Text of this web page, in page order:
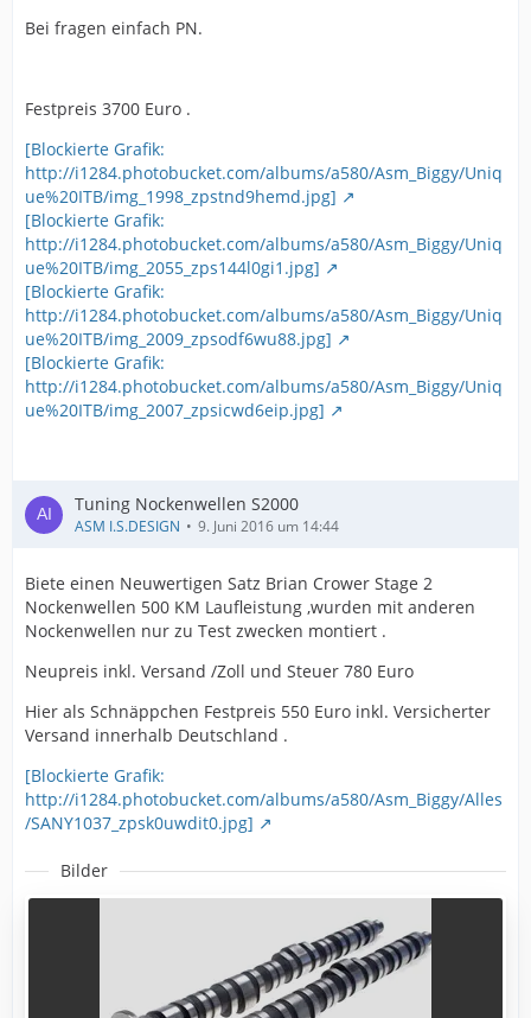
Bei fragen einfach PN.
Festpreis 3700 Euro .
[Blockierte Grafik:
http://i1284.photobucket.com/albums/a580/Asm_Biggy/Uniq
ue%20ITB/img_1998_zpstnd9hemd.jpg]
[Blockierte Grafik:
http://i1284.photobucket.com/albums/a580/Asm_Biggy/Uniq
ue%20ITB/img_2055_zps144l0gi1.jpg]
[Blockierte Grafik:
http://i1284.photobucket.com/albums/a580/Asm_Biggy/Uniq
ue%20ITB/img_2009_zpsodf6wu88.jpg]
[Blockierte Grafik:
http://i1284.photobucket.com/albums/a580/Asm_Biggy/Uniq
ue%20ITB/img_2007_zpsicwd6eip.jpg]
Tuning Nockenwellen S2000
ASM I.S.DESIGN 9. Juni 2016 um 14:44
Biete einen Neuwertigen Satz Brian Crower Stage 2
Nockenwellen 500 KM Laufleistung ,wurden mit anderen
Nockenwellen nur zu Test zwecken montiert .
Neupreis inkl. Versand /Zoll und Steuer 780 Euro
Hier als Schnäppchen Festpreis 550 Euro inkl. Versicherter
Versand innerhalb Deutschland .
[Blockierte Grafik:
http://i1284.photobucket.com/albums/a580/Asm_Biggy/Alles
/SANY1037_zpsk0uwdit0.jpg]
Bilder